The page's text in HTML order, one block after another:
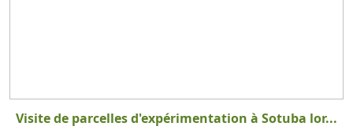
Visite de parcelles d'expérimentation à Sotuba lor...